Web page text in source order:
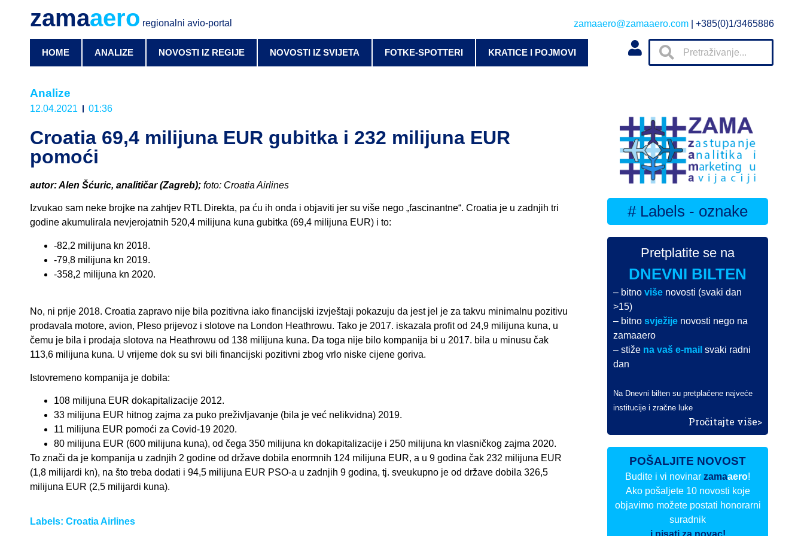
zamaaero regionalni avio-portal zamaaero@zamaaero.com | +385(0)1/3465886
HOME ANALIZE NOVOSTI IZ REGIJE NOVOSTI IZ SVIJETA FOTKE-SPOTTERI KRATICE I POJMOVI
Analize
12.04.2021 01:36
Croatia 69,4 milijuna EUR gubitka i 232 milijuna EUR
pomoći
autor: Alen Šćuric, analitičar (Zagreb); foto: Croatia Airlines
Izvukao sam neke brojke na zahtjev RTL Direkta, pa ću ih onda i objaviti jer su više nego „fascinantne“. Croatia je u zadnjih tri
godine akumulirala nevjerojatnih 520,4 milijuna kuna gubitka (69,4 milijuna EUR) i to:
-82,2 milijuna kn 2018.
-79,8 milijuna kn 2019.
-358,2 milijuna kn 2020.
No, ni prije 2018. Croatia zapravo nije bila pozitivna iako financijski izvještaji pokazuju da jest jel je za takvu minimalnu pozitivu
prodavala motore, avion, Pleso prijevoz i slotove na London Heathrowu. Tako je 2017. iskazala profit od 24,9 milijuna kuna, u
čemu je bila i prodaja slotova na Heathrowu od 138 milijuna kuna. Da toga nije bilo kompanija bi u 2017. bila u minusu čak
113,6 milijuna kuna. U vrijeme dok su svi bili financijski pozitivni zbog vrlo niske cijene goriva.
Istovremeno kompanija je dobila:
108 milijuna EUR dokapitalizacije 2012.
33 milijuna EUR hitnog zajma za puko preživljavanje (bila je već nelikvidna) 2019.
11 milijuna EUR pomoći za Covid-19 2020.
80 milijuna EUR (600 milijuna kuna), od čega 350 milijuna kn dokapitalizacije i 250 milijuna kn vlasničkog zajma 2020.
To znači da je kompanija u zadnjih 2 godine od države dobila enormnih 124 milijuna EUR, a u 9 godina čak 232 milijuna EUR
(1,8 milijardi kn), na što treba dodati i 94,5 milijuna EUR PSO-a u zadnjih 9 godina, tj. sveukupno je od države dobila 326,5
milijuna EUR (2,5 milijardi kuna).
Labels: Croatia Airlines
# Labels - oznake
Pretplatite se na
DNEVNI BILTEN
– bitnoviše novosti (svaki dan
>15)
– bitnosvježije novosti nego na
zamaaero
– stiže na vaš e-mail svaki radni
dan
Na Dnevni bilten su pretplaćene najveće
institucije i zračne luke
Pročitajte više>
POŠALJITE NOVOST
Budite i vi novinarzamaaero!
Ako pošaljete 10 novosti koje
objavimo možete postati honorarni
suradnik
i pisati za novac!